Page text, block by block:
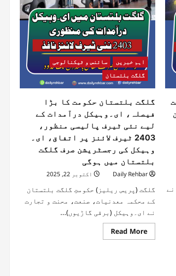
اہم خبریں
سائنس و ٹیکنالوجی
گلگت بلتستان
گلگت بلتستان حکومت کا بڑا
فیصلہ، ای۔وہیکل درآمدات کے
لیے نئی ٹیرف پالیسی منظور،
2403 ٹیرف لائنز پر اتفاق، ای۔
وہیکل کی رجسٹریشن صرف گلگت
بلتستان میں ہوگی
Daily Rehbar اکتوبر 22, 2025
گلگت (پریس ریلیز) حکومتِ گلگت بلتستان
کے محکمہ معدنیات، صنعت، محنت و تجارت
نے ای۔وہیکل (برقی گاڑیوں)...
Read More